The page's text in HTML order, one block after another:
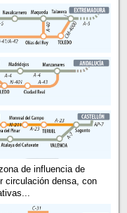
de influencia de
circulación densa, con